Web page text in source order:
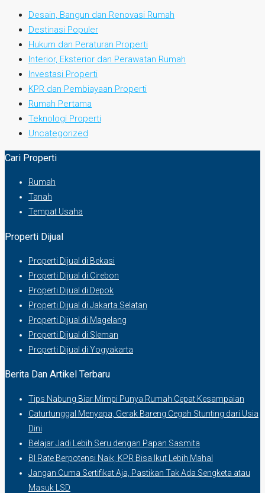
Desain, Bangun dan Renovasi Rumah
Destinasi Populer
Hukum dan Peraturan Properti
Interior, Eksterior dan Perawatan Rumah
Investasi Properti
KPR dan Pembiayaan Properti
Rumah Pertama
Teknologi Properti
Uncategorized
Cari Properti
Rumah
Tanah
Tempat Usaha
Properti Dijual
Properti Dijual di Bekasi
Properti Dijual di Cirebon
Properti Dijual di Depok
Properti Dijual di Jakarta Selatan
Properti Dijual di Magelang
Properti Dijual di Sleman
Properti Dijual di Yogyakarta
Berita Dan Artikel Terbaru
Tips Nabung Biar Mimpi Punya Rumah Cepat Kesampaian
Caturtunggal Menyapa, Gerak Bareng Cegah Stunting dari Usia
Dini
Belajar Jadi Lebih Seru dengan Papan Sasmita
BI Rate Berpotensi Naik, KPR Bisa Ikut Lebih Mahal
Jangan Cuma Sertifikat Aja, Pastikan Tak Ada Sengketa atau
Masuk LSD